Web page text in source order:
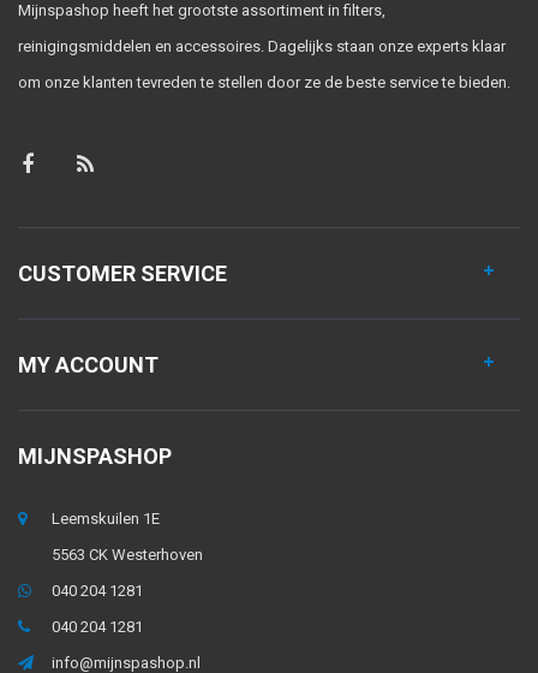
Mijnspashop heeft het grootste assortiment in filters,
reinigingsmiddelen en accessoires. Dagelijks staan onze experts klaar
om onze klanten tevreden te stellen door ze de beste service te bieden.
CUSTOMER SERVICE
MY ACCOUNT
MIJNSPASHOP
Leemskuilen 1E
5563 CK Westerhoven
040 204 1281
040 204 1281
info@mijnspashop.nl